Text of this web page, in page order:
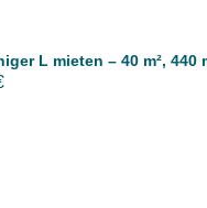
L mieten – 40 m², 440